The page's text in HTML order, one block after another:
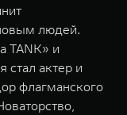
Масштаб
от 8 099
людей.
TANK» и
стал актер и
флагманского